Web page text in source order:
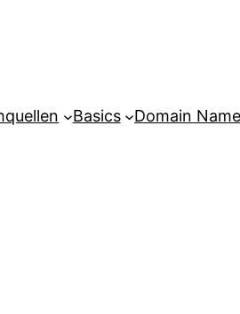
Basics Domain